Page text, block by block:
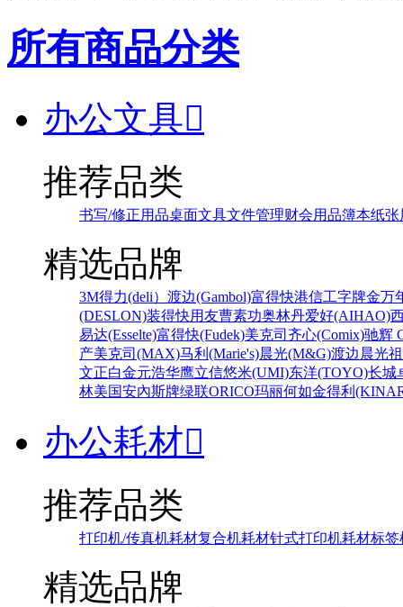
所有商品分类
办公文具
推荐品类
书写/修正用品桌面文具文件管理财会用品簿本纸张
精选品牌
3M得力(deli） 渡边(Gambol)富得快港信工字牌金万
(DESLON)装得快用友曹素功奥林丹爱好(AIHAO)
易达(Esselte)富得快(Fudek)美克司 齐心(Comix)驰辉
产美克司(MAX)马利(Marie's)晨光(M&G)渡边 晨光
文正白金元浩华鹰立信悠米(UMI)东洋(TOYO)长城
林美国安內斯牌绿联ORICO玛丽何如金得利
办公耗材
推荐品类
打印机/传真机耗材复合机耗材针式打印机耗材标签
精选品牌